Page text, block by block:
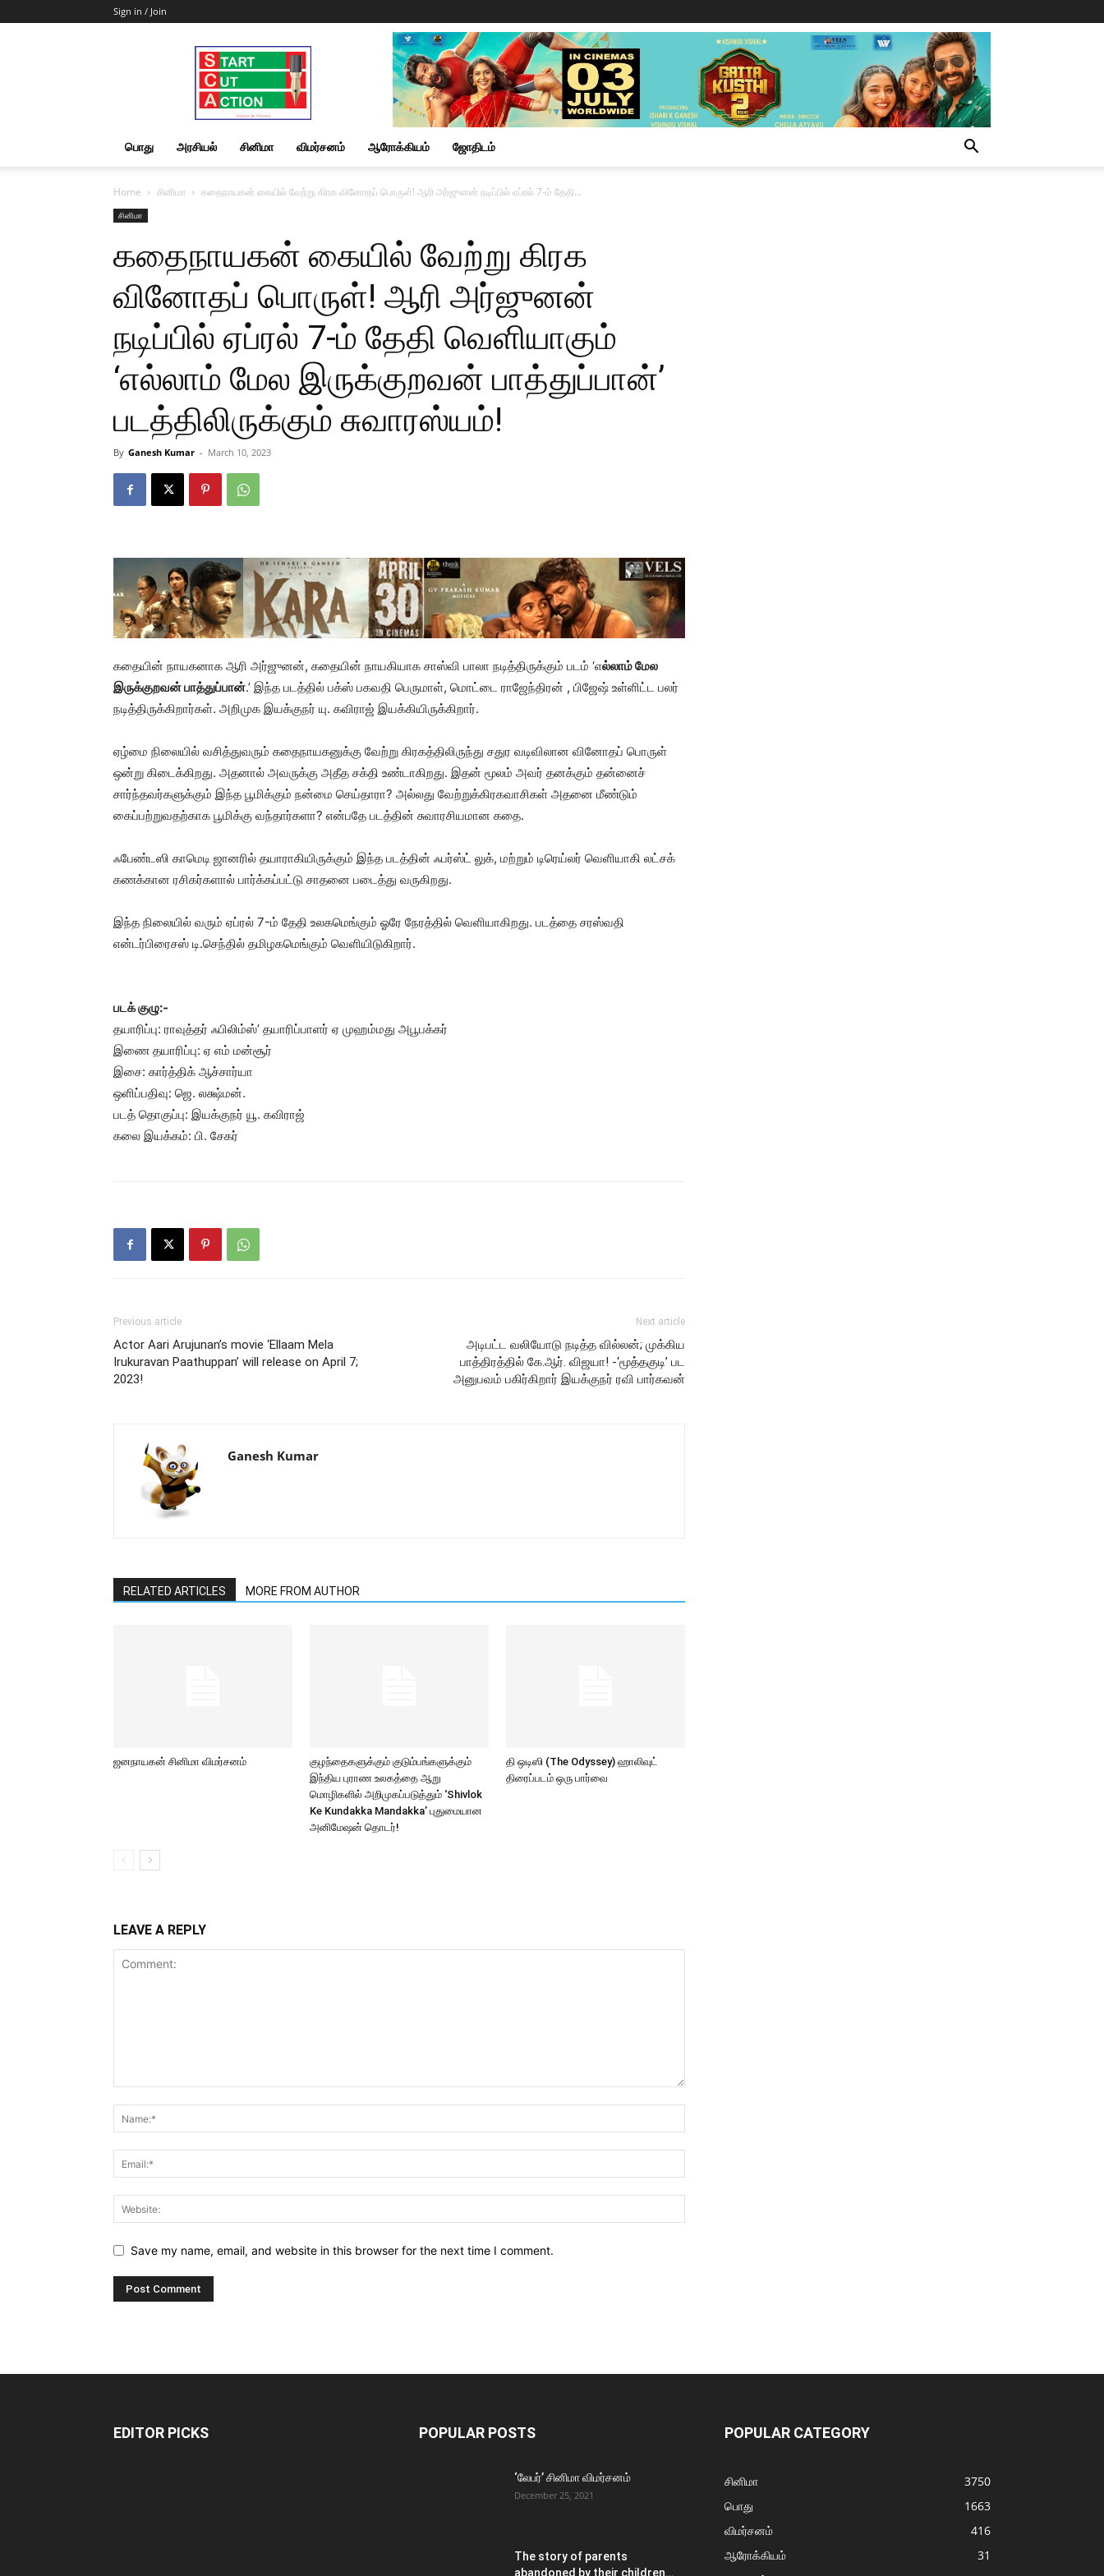
Sign in / Join
Start
Cut
Action
|
News
&
பொது அரசியல் சினிமா விமர்சனம் ஆரோக்கியம் ஜோதிடம்
Home சினிமா கதைநாயகன் கையில் வேற்று கிரக வினோதப் பொருள்! ஆரி அர்ஜுனன் நடிப்பில் ஏப்ரல் 7-ம் தேதி...
சினிமா
கதைநாயகன் கையில் வேற்று கிரக
வினோதப் பொருள்! ஆரி அர்ஜுனன்
நடிப்பில் ஏப்ரல் 7-ம் தேதி வெளியாகும்
‘எல்லாம் மேல இருக்குறவன் பாத்துப்பான்’
படத்திலிருக்கும் சுவாரஸ்யம்!
By Ganesh Kumar - March 10, 2023
கதையின் நாயகனாக ஆரி அர்ஜுனன், கதையின் நாயகியாக சாஸ்வி பாலா நடித்திருக்கும் படம் ‘எல்லாம் மேல
இருக்குறவன் பாத்துப்பான்.’ இந்த படத்தில் பக்ஸ் பகவதி பெருமாள், மொட்டை ராஜேந்திரன் , பிஜேஷ் உள்ளிட்ட பலர்
நடித்திருக்கிறார்கள். அறிமுக இயக்குநர் யு. கவிராஜ் இயக்கியிருக்கிறார்.
ஏழ்மை நிலையில் வசித்துவரும் கதைநாயகனுக்கு வேற்று கிரகத்திலிருந்து சதுர வடிவிலான வினோதப் பொருள்
ஒன்று கிடைக்கிறது. அதனால் அவருக்கு அதீத சக்தி உண்டாகிறது. இதன் மூலம் அவர் தனக்கும் தன்னைச்
சார்ந்தவர்களுக்கும் இந்த பூமிக்கும் நன்மை செய்தாரா? அல்லது வேற்றுக்கிரகவாசிகள் அதனை மீண்டும்
கைப்பற்றுவதற்காக பூமிக்கு வந்தார்களா? என்பதே படத்தின் சுவாரசியமான கதை.
ஃபேண்டஸி காமெடி ஜானரில் தயாராகியிருக்கும் இந்த படத்தின் ஃபர்ஸ்ட் லுக், மற்றும் டிரெய்லர் வெளியாகி லட்சக்
கணக்கான ரசிகர்களால் பார்க்கப்பட்டு சாதனை படைத்து வருகிறது.
இந்த நிலையில் வரும் ஏப்ரல் 7-ம் தேதி உலகமெங்கும் ஓரே நேரத்தில் வெளியாகிறது. படத்தை சரஸ்வதி
என்டர்பிரைசஸ் டி.செந்தில் தமிழகமெங்கும் வெளியிடுகிறார்.
படக் குழு:-
தயாரிப்பு: ராவுத்தர் ஃபிலிம்ஸ்’ தயாரிப்பாளர் ஏ முஹம்மது அபூபக்கர்
இணை தயாரிப்பு: ஏ எம் மன்சூர்
இசை: கார்த்திக் ஆச்சார்யா
ஒளிப்பதிவு: ஜெ. லக்ஷ்மன்.
படத் தொகுப்பு: இயக்குநர் யூ. கவிராஜ்
கலை இயக்கம்: பி. சேகர்
Previous article
Actor Aari Arujunan’s movie ‘Ellaam Mela
Irukuravan Paathuppan’ will release on April 7;
2023!
Next article
அடிபட்ட வலியோடு நடித்த வில்லன்; முக்கிய
பாத்திரத்தில் கே.ஆர். விஜயா! -‘மூத்தகுடி’ பட
அனுபவம் பகிர்கிறார் இயக்குநர் ரவி பார்கவன்
Ganesh Kumar
RELATED ARTICLES MORE FROM AUTHOR
ஜனநாயகன் சினிமா விமர்சனம்
குழந்தைகளுக்கும் குடும்பங்களுக்கும்
இந்திய புராண உலகத்தை ஆறு
மொழிகளில் அறிமுகப்படுத்தும் ‘Shivlok
Ke Kundakka Mandakka’ புதுமையான
அனிமேஷன் தொடர்!
தி ஒடிஸி (The Odyssey) ஹாலிவுட்
திரைப்படம் ஒரு பார்வை
LEAVE A REPLY
Save my name, email, and website in this browser for the next time I comment.
EDITOR PICKS POPULAR POSTS
‘லேபர்’ சினிமா விமர்சனம்
December 25, 2021
The story of parents
abandoned by their children…
POPULAR CATEGORY
சினிமா
3750
பொது
1663
விமர்சனம்
416
ஆரோக்கியம்
31